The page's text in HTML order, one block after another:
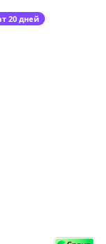
20 дней